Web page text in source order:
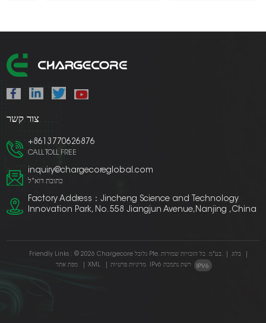
צור קשר
+8613770626876
CALL TOLL FREE
inquiry@chargecoreglobal.com
כתובת דוא"ל
Factory Address：Jincheng Science and Technology
Innovation Park, No. 558 Jiangjun Avenue,Nanjing ,China
Friendly Links : © 2026 Chargecore גלובל Pte. בע"מ. כל הזכויות שמורות. בלוג
מפת אתר
XML מדיניות פרטיות IPv6 רשת נתמכת